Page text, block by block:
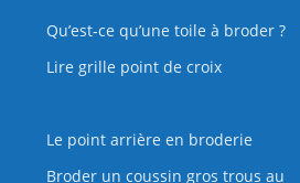
Qu’est‑ce qu’une toile à broder ?
Lire grille point de croix
Le point arrière en broderie
Broder un coussin gros trous au